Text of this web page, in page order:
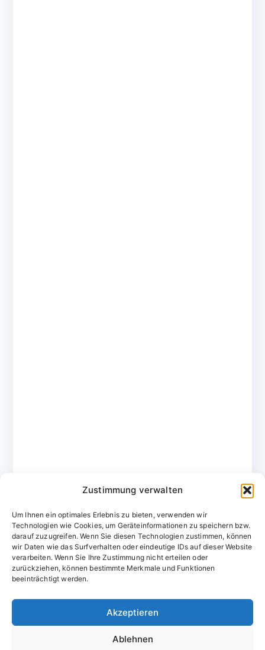
Zustimmung verwalten
Um Ihnen ein optimales Erlebnis zu bieten, verwenden wir
Technologien wie Cookies, um Geräteinformationen zu speichern bzw.
darauf zuzugreifen. Wenn Sie diesen Technologien zustimmen, können
wir Daten wie das Surfverhalten oder eindeutige IDs auf dieser Website
verarbeiten. Wenn Sie Ihre Zustimmung nicht erteilen oder
zurückziehen, können bestimmte Merkmale und Funktionen
beeinträchtigt werden.
Akzeptieren
Ablehnen
Domainvergabestelle.de